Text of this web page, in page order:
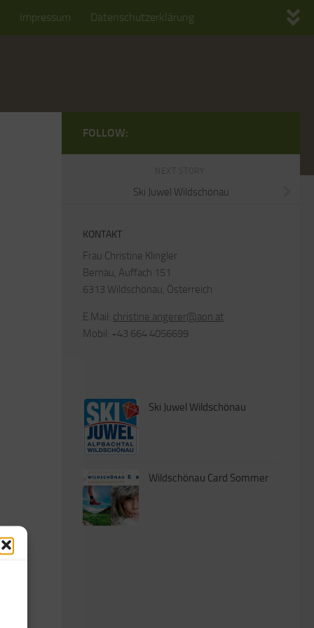
Impressum Datenschutzerklärung
SHARE
FOLLOW:
Ski Juwel Wildschönau
KONTAKT
Frau Christine Klingler
Bernau, Auffach 151
6313 Wildschönau, Österreich
E.Mail: christine.angerer@aon.at
Mobil: +43 664 4056699
Ski Juwel Wildschönau
Wildschönau Card Sommer